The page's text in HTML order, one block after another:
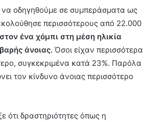
να οδηγηθούμε σε συμπεράσματα ως
περισσότερους από 22.000
ένα χόμπι στη μέση ηλικία
άνοιας. Όσοι είχαν περισσότερα
συγκεκριμένα κατά 23%. Παρόλα
τον κίνδυνο άνοιας περισσότερο
ότι δραστηριότητες όπως η